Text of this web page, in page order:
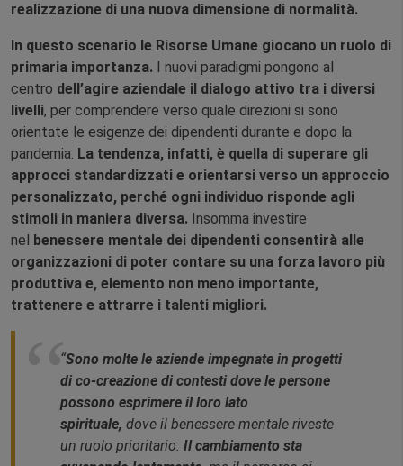
realizzazione di una nuova dimensione di normalità.
In questo scenario le Risorse Umane giocano un ruolo di
primaria importanza. I nuovi paradigmi pongono al
centro dell’agire aziendale il dialogo attivo tra i diversi
livelli, per comprendere verso quale direzioni si sono
orientate le esigenze dei dipendenti durante e dopo la
pandemia. La tendenza, infatti, è quella di superare gli
approcci standardizzati e orientarsi verso un approccio
personalizzato, perché ogni individuo risponde agli
stimoli in maniera diversa. Insomma investire
nel
benessere mentale dei dipendenti consentirà alle
organizzazioni di poter contare su una forza lavoro più
produttiva e, elemento non meno importante,
trattenere e attrarre i talenti migliori.
“Sono molte le aziende impegnate in progetti
di co-creazione di contesti dove le persone
possono esprimere il loro lato
spirituale, dove il benessere mentale riveste
un ruolo prioritario. Il cambiamento sta